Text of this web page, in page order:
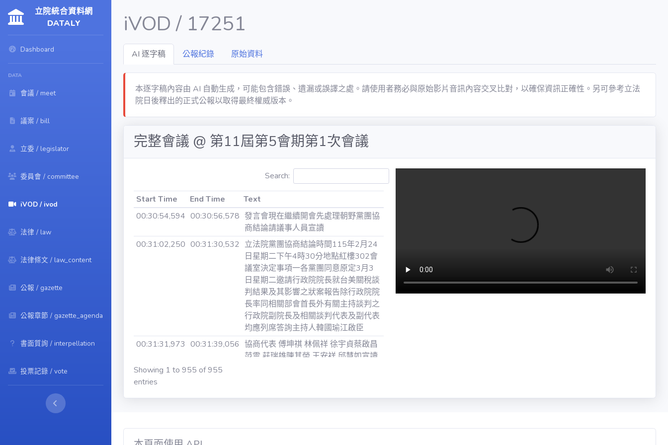
立院統合資料網
DATALY
Dashboard
DATA
會議 / meet
議案 / bill
立委 / legislator
委員會 / committee
iVOD / ivod
法律 / law
法律條文 / law_content
公報 / gazette
公報章節 / gazette_agenda
書面質詢 / interpellation
投票記錄 / vote
iVOD / 17251
AI 逐字稿 公報紀錄 原始資料
本逐字稿內容由 AI 自動生成，可能包含錯誤、遺漏或誤譯之處。請使用者務必與原始影片音訊內容交叉比對，以確保資訊正確性。另可參考立法
院日後釋出的正式公報以取得最終權威版本。
完整會議 @ 第11屆第5會期第1次會議
Search:
Start Time End Time
Text
Start Time
End Time Text
00:30:54,594 00:30:56,578 發言會現在繼續開會先處理朝野黨團協
商結論請議事人員宣讀
00:31:02,250 00:31:30,532 立法院黨團協商結論時間115年2月24
日星期二下午4時30分地點紅樓302會
議室決定事項一各黨團同意原定3月3
日星期二邀請行政院院長就台美關稅談
判結果及其影響之狀案報告除行政院院
長率同相關部會首長外有關主持談判之
行政院副院長及相關談判代表及副代表
均應列席答詢主持人韓國瑜江啟臣
00:31:31,973 00:31:39,056 協商代表 傅坤祺 林佩祥 徐宇貞蔡啟昌
范雲 莊瑞雄陳其榮 王安祥 邱慧如宣讀
00:31:44,926
結論經決定如下一各黨團同意原定3月
院長率同相關部會首長外有關主持談判
Showing 1 to 955 of 955
entries